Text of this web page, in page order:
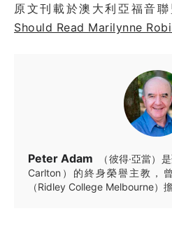
原文刊載於澳大利亞福音
Should Read Marilynne
Peter Adam
（彼得·亞當）
Carlton）的終身榮譽主教，
（Ridley College Melbourne）擔